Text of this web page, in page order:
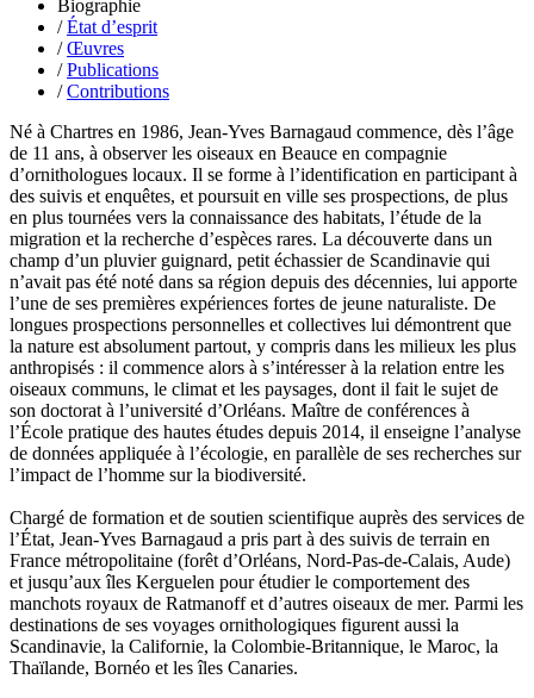
Ducret Nicolas
Dugast Stéphane
Dunbar Géraldine
Edwards Richard
Figueras Raymond
Fisset Christine
FitzGerald Edward
Fontaine Benoît
Foucard Marie
Fradin Patrick
Fraisse Thomas
François Valérie
Fuligni Bruno
Gana Frédéric
Garcia Antoine
Garde François
Gaullier Tanneguy
Gauthier Yves
Gemme Pierre
Gendre Florence
Georis Stéphane
Gilbert Frédéric
Goisque Thomas
Grange Florent
Gras Cédric
Griette Olivier
Guéguéniat Jean-Yves
Guerrier Gérard
Guillemot Agnès
Guillotel Pierre-Antoine
Biographie
/État d’esprit
/Œuvres
/Publications
/Contributions
Né à Chartres en 1986, Jean-Yves Barnagaud commence, dès l’âge
de 11 ans, à observer les oiseaux en Beauce en compagnie
d’ornithologues locaux. Il se forme à l’identification en participant à
des suivis et enquêtes, et poursuit en ville ses prospections, de plus
en plus tournées vers la connaissance des habitats, l’étude de la
migration et la recherche d’espèces rares. La découverte dans un
champ d’un pluvier guignard, petit échassier de Scandinavie qui
n’avait pas été noté dans sa région depuis des décennies, lui apporte
l’une de ses premières expériences fortes de jeune naturaliste. De
longues prospections personnelles et collectives lui démontrent que
la nature est absolument partout, y compris dans les milieux les plus
anthropisés : il commence alors à s’intéresser à la relation entre les
oiseaux communs, le climat et les paysages, dont il fait le sujet de
son doctorat à l’université d’Orléans. Maître de conférences à
l’École pratique des hautes études depuis 2014, il enseigne l’analyse
de données appliquée à l’écologie, en parallèle de ses recherches sur
l’impact de l’homme sur la biodiversité.
Chargé de formation et de soutien scientifique auprès des services de
l’État, Jean-Yves Barnagaud a pris part à des suivis de terrain en
France métropolitaine (forêt d’Orléans, Nord-Pas-de-Calais, Aude)
et jusqu’aux îles Kerguelen pour étudier le comportement des
manchots royaux de Ratmanoff et d’autres oiseaux de mer. Parmi les
destinations de ses voyages ornithologiques figurent aussi la
Scandinavie, la Californie, la Colombie-Britannique, le Maroc, la
Thaïlande, Bornéo et les îles Canaries.